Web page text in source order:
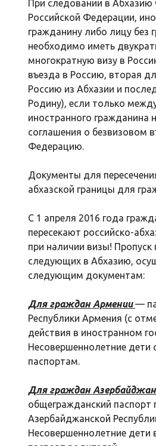
При следовании в Абхазию
Российской Федерации,
гражданину либо лицу без
необходимо иметь
многократную визу в
въезда в Россию, вторая
Россию из Абхазии и
Родину), если только
иностранного гражданина
соглашения о безвизовом
Федерацию.
Документы для
абхазской границы для
С 1 апреля 2016 года
пересекают российско-
при наличии визы! Пропуск
следующих в Абхазию,
следующим документам:
Для граждан Армении —
Республики Армения (с
действия в иностранном
Несовершеннолетние дети
паспортам.
Для граждан
общегражданский паспорт
Азербайджанской
Несовершеннолетние дети